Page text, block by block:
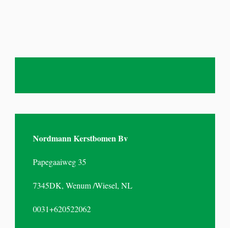
Nordmann Kerstbomen Bv
Papegaaiweg 35
7345DK, Wenum /Wiesel, NL
0031+620522062